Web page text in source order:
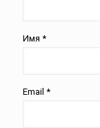
Имя *
Email *